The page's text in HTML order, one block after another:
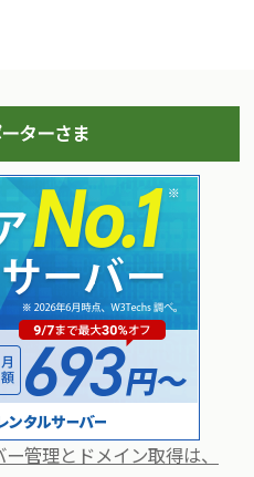
ターさま
管理とドメイン取得は、